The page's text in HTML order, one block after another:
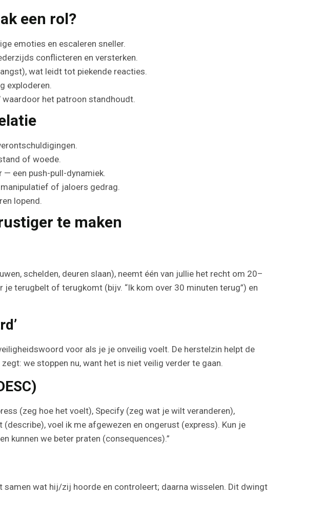
een rol?
emoties en escaleren sneller.
conflicteren en versterken.
wat leidt tot piekende reacties.
exploderen.
waardoor het patroon standhoudt.
of woede.
een push-pull-dynamiek.
of jaloers gedrag.
lopend.
te maken
schelden, deuren slaan), neemt één van jullie het recht om 20–
terugbelt of terugkomt (bijv. “Ik kom over 30 minuten terug”) en
voor als je je onveilig voelt. De herstelzin helpt de
we stoppen nu, want het is niet veilig verder te gaan.
(zeg hoe het voelt), Specify (zeg wat je wilt veranderen),
voel ik me afgewezen en ongerust (express). Kun je
kunnen we beter praten (consequences).”
samen wat hij/zij hoorde en controleert; daarna wisselen. Dit dwingt